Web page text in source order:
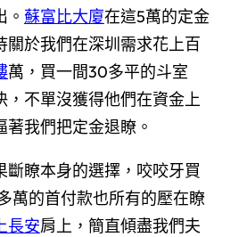
蘇富比大廈在這5萬的定金
關於我們在深圳需求花上百
萬，買一間30多平的斗室
，不單沒獲得他們在資金上
我們把定金退瞭。
斷瞭本身的選擇，咬咬牙買
萬的首付款也所有的壓在瞭
長安肩上，簡直傾盡我們夫